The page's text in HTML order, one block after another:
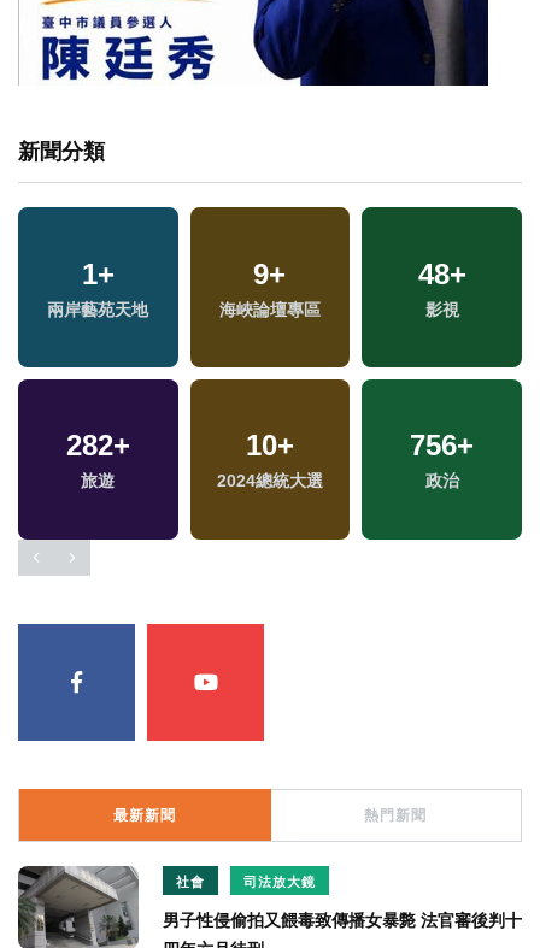
新聞分類
1+
兩岸藝苑天地
9+
海峽論壇專區
48+
影視
282+
旅遊
10+
2024總統大選
756+
政治
1196
生活
3 +
兩岸佛教文化交流專
122+
運動
6+
綜藝
463+
文教
26+
兩岸道教文化交流專
最新新聞 熱門新聞
社會 司法放大鏡
男子性侵偷拍又餵毒致傳播女暴斃 法官審後判十